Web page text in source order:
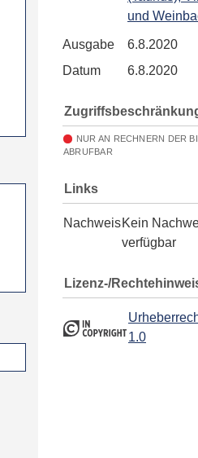
und
Ausgabe
6.8.2020
Datum
6.8.2020
NUR AN RECHNERN DER
ABRUFBAR
Links
NachweisKein
verfügbar
Lizenz-/
1.0